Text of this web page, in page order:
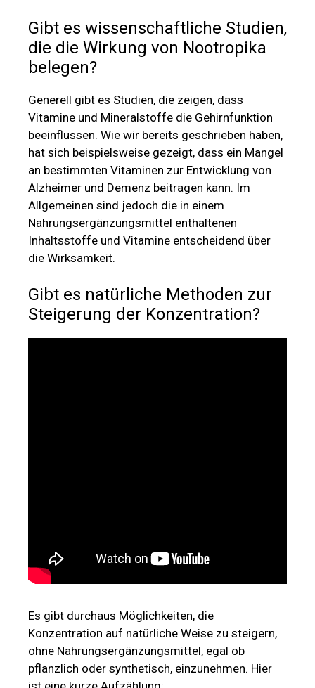
Gibt es wissenschaftliche Studien,
die die Wirkung von Nootropika
belegen?
Generell gibt es Studien, die zeigen, dass
Vitamine und Mineralstoffe die Gehirnfunktion
beeinflussen. Wie wir bereits geschrieben haben,
hat sich beispielsweise gezeigt, dass ein Mangel
an bestimmten Vitaminen zur Entwicklung von
Alzheimer und Demenz beitragen kann. Im
Allgemeinen sind jedoch die in einem
Nahrungsergänzungsmittel enthaltenen
Inhaltsstoffe und Vitamine entscheidend über
die Wirksamkeit.
Gibt es natürliche Methoden zur
Steigerung der Konzentration?
Es gibt durchaus Möglichkeiten, die
Konzentration auf natürliche Weise zu steigern,
ohne Nahrungsergänzungsmittel, egal ob
pflanzlich oder synthetisch, einzunehmen. Hier